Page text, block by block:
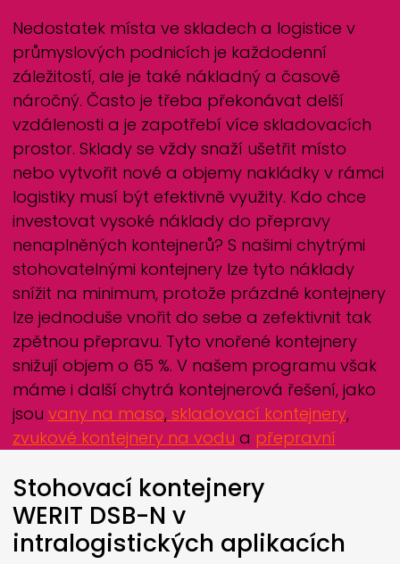
Nedostatek místa ve skladech a logistice v
průmyslových podnicích je každodenní
záležitostí, ale je také nákladný a časově
náročný. Často je třeba překonávat delší
vzdálenosti a je zapotřebí více skladovacích
prostor. Sklady se vždy snaží ušetřit místo
nebo vytvořit nové a objemy nakládky v rámci
logistiky musí být efektivně využity. Kdo chce
investovat vysoké náklady do přepravy
nenaplněných kontejnerů? S našimi chytrými
stohovatelnými kontejnery lze tyto náklady
snížit na minimum, protože prázdné kontejnery
lze jednoduše vnořit do sebe a zefektivnit tak
zpětnou přepravu. Tyto vnořené kontejnery
snižují objem o 65 %. V našem programu však
máme i další chytrá kontejnerová řešení, jako
jsou vany na maso,skladovací kontejnery,
zvukové kontejnery na vodu a přepravní
Stohovací kontejnery
WERIT DSB-N v
intralogistických aplikacích